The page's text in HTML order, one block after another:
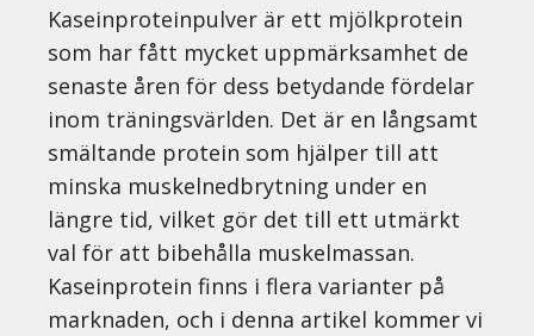
Kaseinproteinpulver är ett mjölkprotein
som har fått mycket uppmärksamhet de
senaste åren för dess betydande fördelar
inom träningsvärlden. Det är en långsamt
smältande protein som hjälper till att
minska muskelnedbrytning under en
längre tid, vilket gör det till ett utmärkt
val för att bibehålla muskelmassan.
Kaseinprotein finns i flera varianter på
marknaden, och i denna artikel kommer vi